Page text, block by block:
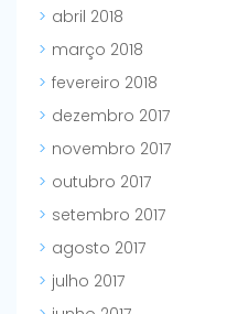
abril 2018
março 2018
fevereiro 2018
dezembro 2017
novembro 2017
outubro 2017
setembro 2017
agosto 2017
julho 2017